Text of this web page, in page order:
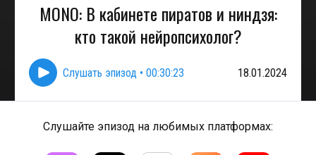
MONO: В кабинете пиратов и ниндзя:
кто такой нейропсихолог?
Слушать эпизод • 00:30:23 18.01.2024
Слушайте эпизод на любимых платформах: